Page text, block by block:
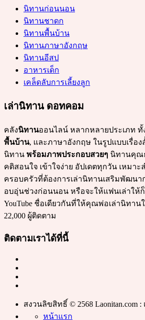
นิทานก่อนนอน
นิทานชาดก
นิทานพื้นบ้าน
นิทานภาษาอังกฤษ
นิทานอีสป
อาหารเด็ก
เคล็ดลับการเลี้ยงลูก
เล่านิทาน ดอทคอม
คลังนิทานออนไลน์ หลากหลายประเภท ทั้
พื้นบ้าน, และภาษาอังกฤษ ในรูปแบบเรื่อ
นิทาน พร้อมภาพประกอบสวยๆ นิทานคุณ
คติสอนใจ เข้าใจง่าย อัปเดตทุกวัน เหมา
ครอบครัวที่ต้องการเล่านิทานเสริมพัฒนา
อบอุ่นช่วงก่อนนอน หรือจะให้แฟนเล่าให้
YouTube ชื่อเดียวกันที่ให้คุณพ่อเล่านิทาน
22,000 ผู้ติดตาม
ติดตามเราได้ที่นี้
สงวนลิขสิทธิ์ © 2568 Laonitan.com
หน้าแรก